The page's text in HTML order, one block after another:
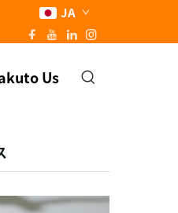
JA
Us